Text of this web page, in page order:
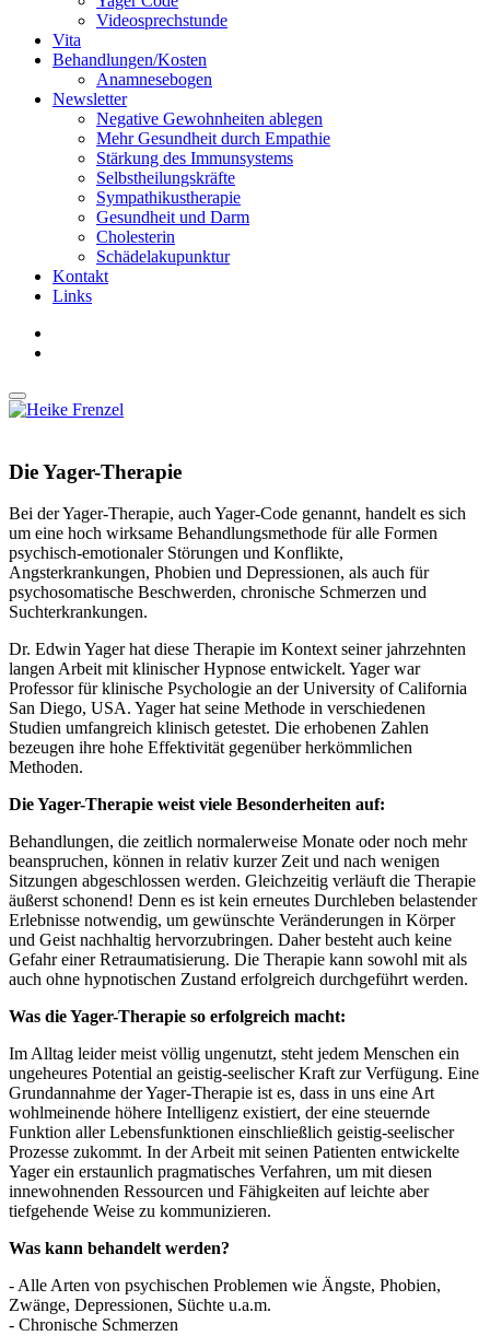
Videosprechstunde
Vita
Behandlungen/Kosten
Anamnesebogen
Newsletter
Negative Gewohnheiten ablegen
Mehr Gesundheit durch Empathie
Stärkung des Immunsystems
Selbstheilungskräfte
Sympathikustherapie
Gesundheit und Darm
Cholesterin
Schädelakupunktur
Kontakt
Links
Die Yager-Therapie
Bei der Yager-Therapie, auch Yager-Code genannt, handelt es sich
um eine hoch wirksame Behandlungsmethode für alle Formen
psychisch-emotionaler Störungen und Konflikte,
Angsterkrankungen, Phobien und Depressionen, als auch für
psychosomatische Beschwerden, chronische Schmerzen und
Suchterkrankungen.
Dr. Edwin Yager hat diese Therapie im Kontext seiner jahrzehnten
langen Arbeit mit klinischer Hypnose entwickelt. Yager war
Professor für klinische Psychologie an der University of California
San Diego, USA. Yager hat seine Methode in verschiedenen
Studien umfangreich klinisch getestet. Die erhobenen Zahlen
bezeugen ihre hohe Effektivität gegenüber herkömmlichen
Methoden.
Die Yager-Therapie weist viele Besonderheiten auf:
Behandlungen, die zeitlich normalerweise Monate oder noch mehr
beanspruchen, können in relativ kurzer Zeit und nach wenigen
Sitzungen abgeschlossen werden. Gleichzeitig verläuft die Therapie
äußerst schonend! Denn es ist kein erneutes Durchleben belastender
Erlebnisse notwendig, um gewünschte Veränderungen in Körper
und Geist nachhaltig hervorzubringen. Daher besteht auch keine
Gefahr einer Retraumatisierung. Die Therapie kann sowohl mit als
auch ohne hypnotischen Zustand erfolgreich durchgeführt werden.
Was die Yager-Therapie so erfolgreich macht:
Im Alltag leider meist völlig ungenutzt, steht jedem Menschen ein
ungeheures Potential an geistig-seelischer Kraft zur Verfügung. Eine
Grundannahme der Yager-Therapie ist es, dass in uns eine Art
wohlmeinende höhere Intelligenz existiert, der eine steuernde
Funktion aller Lebensfunktionen einschließlich geistig-seelischer
Prozesse zukommt. In der Arbeit mit seinen Patienten entwickelte
Yager ein erstaunlich pragmatisches Verfahren, um mit diesen
innewohnenden Ressourcen und Fähigkeiten auf leichte aber
tiefgehende Weise zu kommunizieren.
Was kann behandelt werden?
- Alle Arten von psychischen Problemen wie Ängste, Phobien,
Zwänge, Depressionen, Süchte u.a.m.
- Chronische Schmerzen